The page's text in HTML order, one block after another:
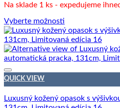
Na sklade 1 ks - expedujeme
Vyberte možnosti
QUICK VIEW
Luxusný kožený opasok s